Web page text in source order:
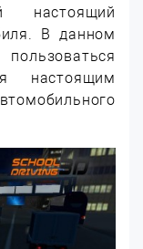
настоящий
В данном
настоящим